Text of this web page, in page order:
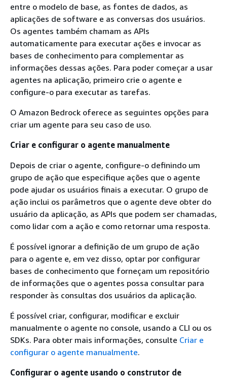
entre o modelo de base, as fontes de dados, as
aplicações de software e as conversas dos usuários.
Os agentes também chamam as APIs
automaticamente para executar ações e invocar as
bases de conhecimento para complementar as
informações dessas ações. Para poder começar a usar
agentes na aplicação, primeiro crie o agente e
configure-o para executar as tarefas.
O Amazon Bedrock oferece as seguintes opções para
criar um agente para seu caso de uso.
Criar e configurar o agente manualmente
Depois de criar o agente, configure-o definindo um
grupo de ação que especifique ações que o agente
pode ajudar os usuários finais a executar. O grupo de
ação inclui os parâmetros que o agente deve obter do
usuário da aplicação, as APIs que podem ser chamadas,
como lidar com a ação e como retornar uma resposta.
É possível ignorar a definição de um grupo de ação
para o agente e, em vez disso, optar por configurar
bases de conhecimento que forneçam um repositório
de informações que o agentes possa consultar para
responder às consultas dos usuários da aplicação.
É possível criar, configurar, modificar e excluir
manualmente o agente no console, usando a CLI ou os
SDKs. Para obter mais informações, consulte Criar e
configurar o agente manualmente.
Configurar o agente usando o construtor de